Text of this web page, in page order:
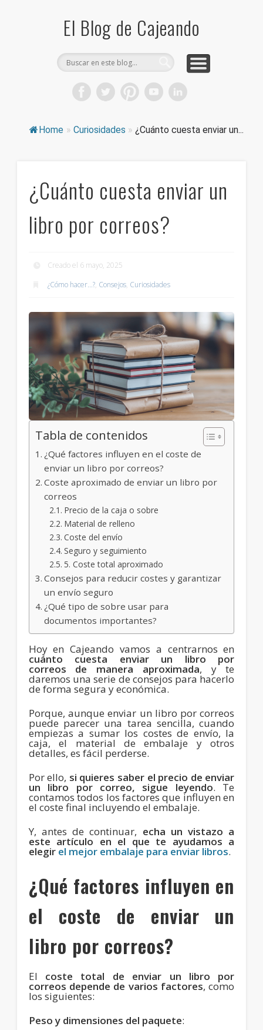
El Blog de Cajeando
Home » Curiosidades » ¿Cuánto cuesta enviar un...
¿Cuánto cuesta enviar un
libro por correos?
Creado el 6 mayo, 2025
¿Cómo hacer...?, Consejos, Curiosidades
Tabla de contenidos
¿Qué factores influyen en el coste de
enviar un libro por correos?
Coste aproximado de enviar un libro por
correos
Precio de la caja o sobre
Material de relleno
Coste del envío
Seguro y seguimiento
5. Coste total aproximado
Consejos para reducir costes y garantizar
un envío seguro
¿Qué tipo de sobre usar para
documentos importantes?
Hoy en Cajeando vamos a centrarnos en
cuánto cuesta enviar un libro por
correos de manera aproximada, y te
daremos una serie de consejos para hacerlo
de forma segura y económica.
Porque, aunque enviar un libro por correos
puede parecer una tarea sencilla, cuando
empiezas a sumar los costes de envío, la
caja, el material de embalaje y otros
detalles, es fácil perderse.
Por ello, si quieres saber el precio de enviar
un libro por correo, sigue leyendo. Te
contamos todos los factores que influyen en
el coste final incluyendo el embalaje.
Y, antes de continuar, echa un vistazo a
este artículo en el que te ayudamos a
elegir el mejor embalaje para enviar libros.
¿Qué factores influyen en
el coste de enviar un
libro por correos?
El coste total de enviar un libro por
correos depende de varios factores, como
los siguientes:
Peso y dimensiones del paquete: